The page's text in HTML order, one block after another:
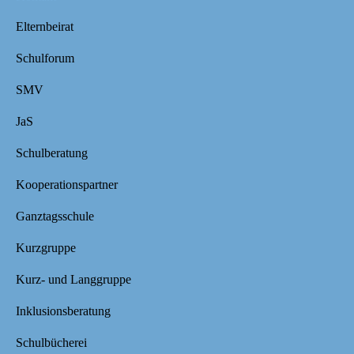
Elternbeirat
Schulforum
SMV
JaS
Schulberatung
Kooperationspartner
Ganztagsschule
Kurzgruppe
Kurz- und Langgruppe
Inklusionsberatung
Schulbücherei